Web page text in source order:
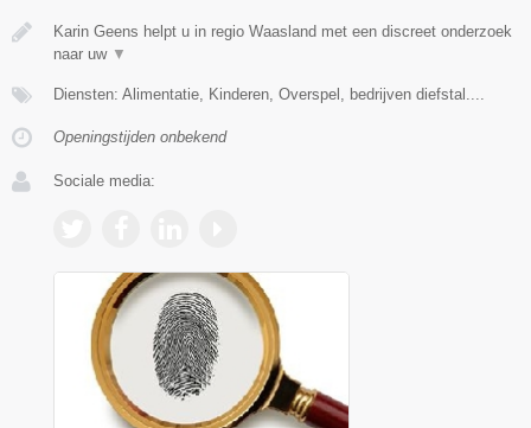
Karin Geens helpt u in regio Waasland met een discreet onderzoek
naar uw ▼
Diensten: Alimentatie, Kinderen, Overspel, bedrijven diefstal....
Openingstijden onbekend
Sociale media: